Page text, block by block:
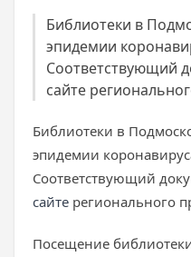
Библиотеки в
эпидемии
Соответствующий
сайте
Библиотеки в
эпидемии
Соответствующий
сайте регионального
Посещение